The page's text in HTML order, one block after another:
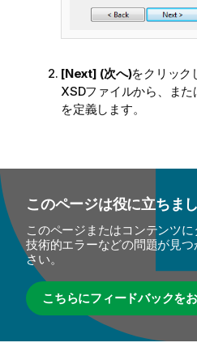
[Next] (次へ)をクリック
XSDファイルから、ま
を定義します。
このページは役に立ちま
このページまたはコンテンツに
技術的エラーなどの問題が見
さい。
こちらにフィードバックを